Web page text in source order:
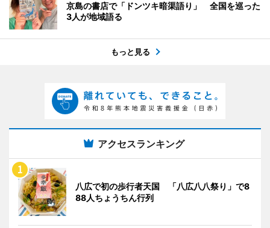
京島の書店で「ドンツキ暗渠語り」 全国を巡った
3人が地域語る
もっと見る
アクセスランキング
八広で初の歩行者天国 「八広八八祭り」で8
88人ちょうちん行列